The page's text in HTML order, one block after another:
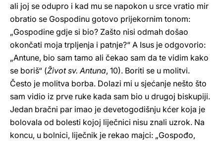
ali joj se odupro i kad mu se napokon u srce vratio mir
obratio se Gospodinu gotovo prijekornim tonom:
„Gospodine gdje si bio? Zašto nisi odmah došao
okončati moja trpljenja i patnje?“ A Isus je odgovorio:
„Antune, bio sam tamo ali čekao sam da te vidim kako
se boriš“ (Život sv. Antuna, 10). Boriti se u molitvi.
Često je molitva borba. Dolazi mi u sjećanje nešto što
sam vidio iz prve ruke kada sam bio u drugoj biskupiji.
Jedan bračni par imao je devetogodišnju kćer koja je
bolovala od bolesti kojoj liječnici nisu znali uzrok. Na
koncu, u bolnici, liječnik je rekao majci: „Gospođo,